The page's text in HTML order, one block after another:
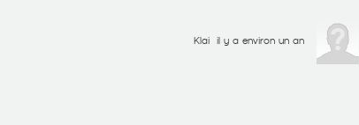
Klai il y a environ un an